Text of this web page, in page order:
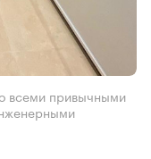
всеми привычными